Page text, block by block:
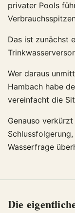
privater Pools
Das ist zunächst
Wer daraus
Hambach habe
vereinfacht die
Genauso
Wasserfrage
Die